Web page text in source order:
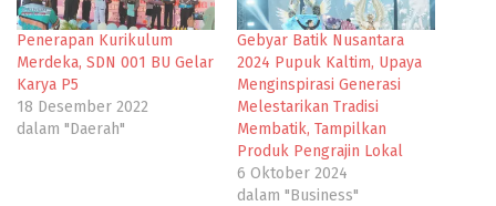
Penerapan Kurikulum
Merdeka, SDN 001 BU Gelar
Karya P5
18 Desember 2022
dalam "Daerah"
Gebyar Batik Nusantara
2024 Pupuk Kaltim, Upaya
Menginspirasi Generasi
Melestarikan Tradisi
Membatik, Tampilkan
Produk Pengrajin Lokal
6 Oktober 2024
dalam "Business"